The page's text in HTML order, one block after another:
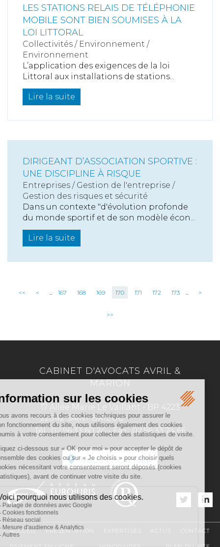
LES STATIONS RELAIS DE TÉLÉPHONIE
MOBILE SONT BIEN SOUMISES À LA
LOI LITTORAL
Collectivités / Environnement /
Environnement
L’application des exigences de la loi
Littoral aux installations de stations...
Lire la suite
DIRIGEANT D’ASSOCIATION SPORTIVE :
UNE DISCIPLINE À RISQUE
Entreprises / Gestion de l'entreprise /
Gestion des risques et sécurité
Dans un contexte "d'évolution profonde
du monde sportif et de son modèle écon...
Lire la suite
<< < ... 167 168 169 170 171 172 173 ... >
>>
CABINET D'AVOCATS AVRIL &
MARION
17 Allée Marie Le Vaillant - BP 4223
22042 SAINT BRIEUC
Tél :02 96 33 60 24-Fax :02 96 33 74 66
NOUS LOCALISER
ACCUEIL PRÉSENTATION EXPERTISES ACTUS CONTACT